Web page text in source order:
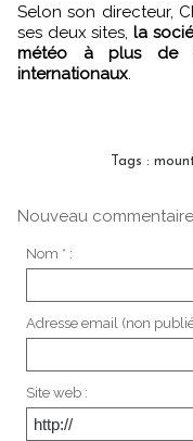
Selon son directeur,
ses deux sites, la
météo à plus de
internationaux
Tags :
Nouveau
Nom * :
Adresse email (non
Site web :